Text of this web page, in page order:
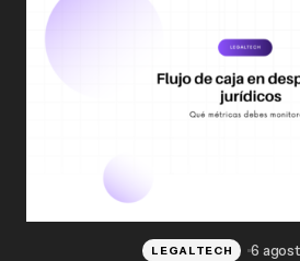
LEGALTECH 6